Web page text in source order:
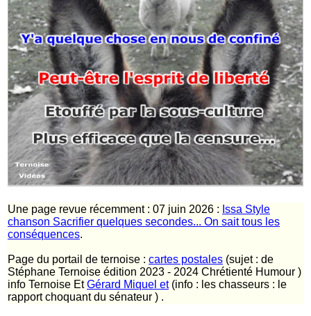
Une page revue récemment : 07 juin 2026 : Issa Style
chanson Sacrifier quelques secondes... On sait tous les
conséquences.
Page du portail de ternoise : cartes postales (sujet : de
Stéphane Ternoise édition 2023 - 2024 Chrétienté Humour )
info Ternoise EtGérard Miquel et(info : les chasseurs : le
rapport choquant du sénateur ) .